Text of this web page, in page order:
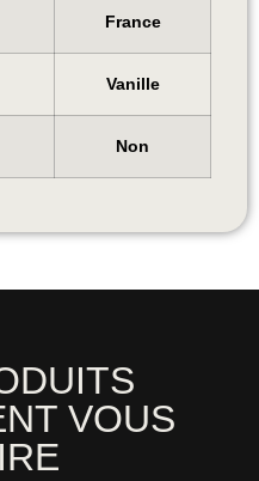
France
Vanille
Non
VOUS